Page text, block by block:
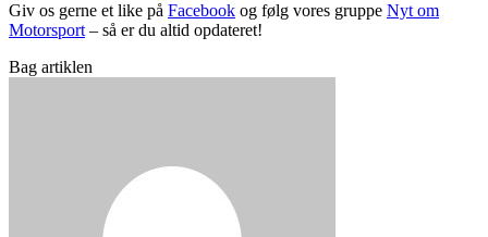
Giv os gerne et like på Facebook og følg vores gruppe Nyt om
Motorsport– så er du altid opdateret!
Bag artiklen